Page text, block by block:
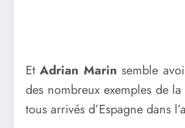
EtAdrian Marin semble
des nombreux exemples de
tous arrivés d’Espagne dans